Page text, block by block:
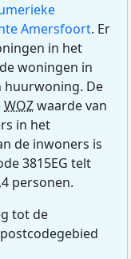
Amersfoort. Er
in het
woningen in
huurwoning. De
WOZwaarde van
in het
de inwoners is
3815EG telt
personen.
tot de